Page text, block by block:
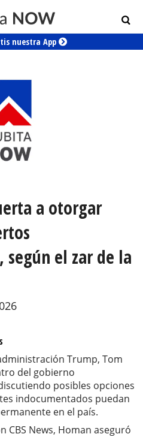
nuestra App
a otorgar
el zar de la
Trump, Tom
del gobierno
posibles opciones
indocumentados puedan
en el país.
CBS News, Homan aseguró